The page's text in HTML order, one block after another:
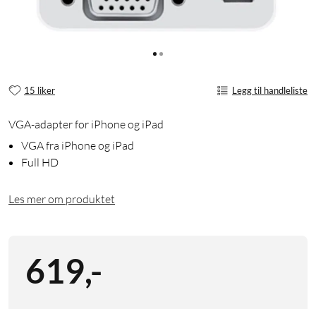
15 liker Legg til handleliste
VGA-adapter for iPhone og iPad
VGA fra iPhone og iPad
Full HD
Les mer om produktet
619,-